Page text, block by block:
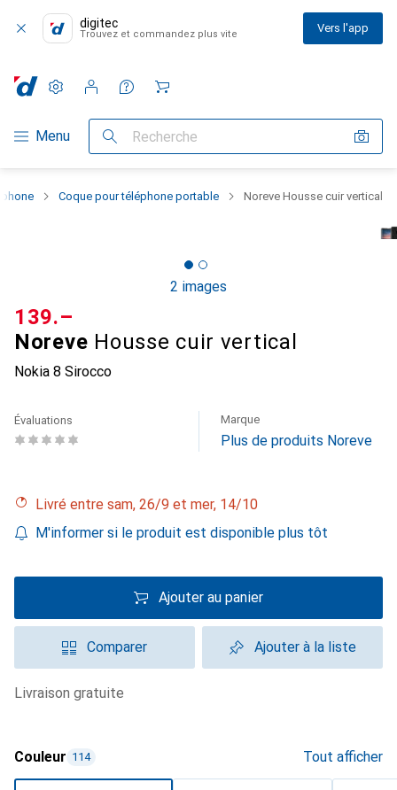
digitec
Trouvez et commandez plus vite Vers l'app
Navigation par catégorie
Menu Recherche
Paramètres
Compte client
Listes de comparaison
Listes d'envies
Panier
Coque pour téléphone portable Noreve Housse cuir vertical
2 images
Noreve Housse cuir vertical
Nokia 8 Sirocco
CHF
139.–
Évaluations Marque
Plus de produits Noreve
Livré entre sam, 26/9 et mer, 14/10
M'informer si le produit est disponible plus tôt
Ajouter au panier
Comparer Ajouter à la liste
livraison gratuite
Couleur 114 Tout afficher